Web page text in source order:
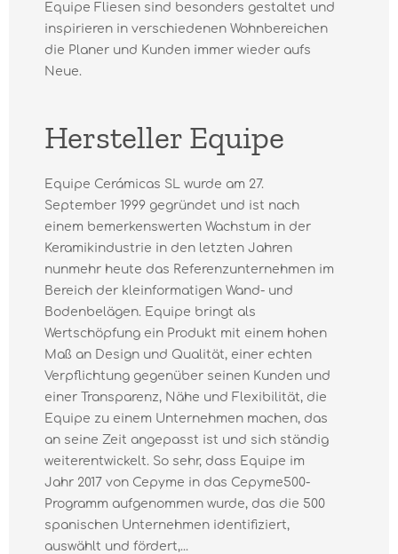
Equipe Fliesen sind besonders gestaltet und
inspirieren in verschiedenen Wohnbereichen
die Planer und Kunden immer wieder aufs
Neue.
Hersteller Equipe
Equipe Cerámicas SL wurde am 27.
September 1999 gegründet und ist nach
einem bemerkenswerten Wachstum in der
Keramikindustrie in den letzten Jahren
nunmehr heute das Referenzunternehmen im
Bereich der kleinformatigen Wand- und
Bodenbelägen. Equipe bringt als
Wertschöpfung ein Produkt mit einem hohen
Maß an Design und Qualität, einer echten
Verpflichtung gegenüber seinen Kunden und
einer Transparenz, Nähe und Flexibilität, die
Equipe zu einem Unternehmen machen, das
an seine Zeit angepasst ist und sich ständig
weiterentwickelt. So sehr, dass Equipe im
Jahr 2017 von Cepyme in das Cepyme500-
Programm aufgenommen wurde, das die 500
spanischen Unternehmen identifiziert,
auswählt und fördert,...